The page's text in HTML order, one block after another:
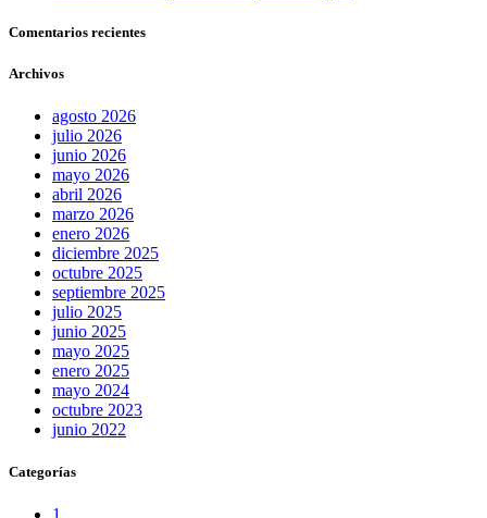
Comentarios recientes
Archivos
agosto 2026
julio 2026
junio 2026
mayo 2026
abril 2026
marzo 2026
enero 2026
diciembre 2025
octubre 2025
septiembre 2025
julio 2025
junio 2025
mayo 2025
enero 2025
mayo 2024
octubre 2023
junio 2022
Categorías